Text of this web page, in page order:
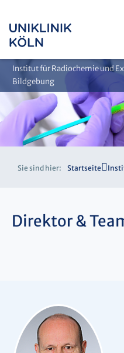
Institut für Radiochemie und
Bildgebung
Sie sind hier: Startseite
Direktor &